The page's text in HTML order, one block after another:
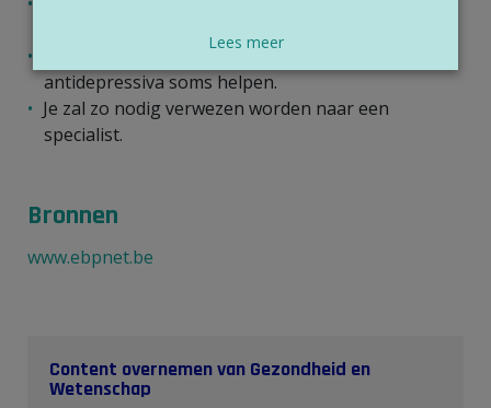
Bij piekeren, angst en paniek kunnen
antidepressiva soms helpen.
Je zal zo nodig verwezen worden naar een
specialist.
Bronnen
www.ebpnet.be
Content overnemen van Gezondheid en
Wetenschap
Lees meer